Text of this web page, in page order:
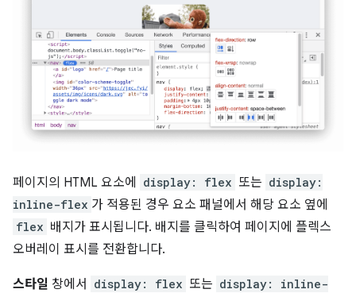
페이지의 HTML 요소에 display: flex 또는 display:
inline-flex 가 적용된 경우 요소 패널에서 해당 요소 옆에
flex 배지가 표시됩니다. 배지를 클릭하여 페이지에 플렉스
오버레이 표시를 전환합니다.
스타일 창에서 display: flex 또는 display: inline-